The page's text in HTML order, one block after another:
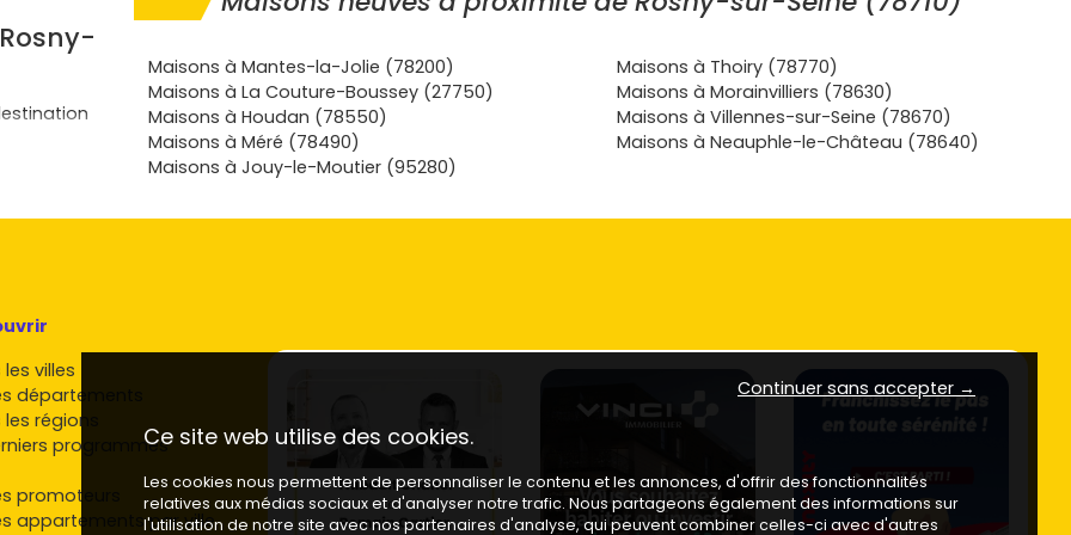
gareet le
et de
et des
longue
RE 2020
et zéro
Maisons à Mantes-la-Jolie (78200)
Maisons à Thoiry (78770)
Maisons à La Couture-Boussey (27750)
Maisons à Morainvilliers (78630)
Maisons à Houdan (78550)
Maisons à Villennes-sur-Seine (78670)
Maisons à Méré (78490)
Maisons à Neauphle-le-Château (78640)
Maisons à Jouy-le-Moutier (95280)
villes
départements
régions
programmes
promoteurs
appartements par ville
Continuer sans accepter →
Ce site web utilise des cookies.
Les cookies nous permettent de personnaliser le contenu et les annonces, d'offrir des fonctionnalités
relatives aux médias sociaux et d'analyser notre trafic. Nous partageons également des informations sur
l'utilisation de notre site avec nos partenaires d'analyse, qui peuvent combiner celles-ci avec d'autres